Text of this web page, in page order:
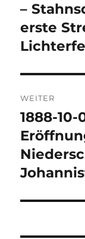
–
erste
WEITER
Nächster
Beitrag:
1888-10-